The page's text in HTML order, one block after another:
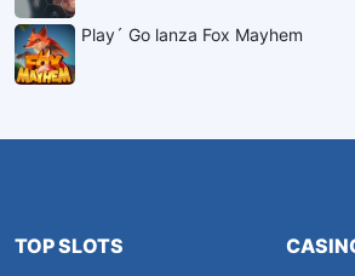
Play´ Go lanza Fox Mayhem
TOP SLOTS